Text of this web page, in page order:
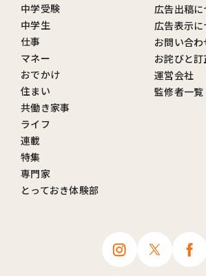
中学受験
中学生
仕事
マネー
おでかけ
住まい
共働き家事
ライフ
連載
特集
専門家
とっておき体験部
広告出稿
広告表示
お問い合わ
お詫びと訂
運営会社
監修者一覧